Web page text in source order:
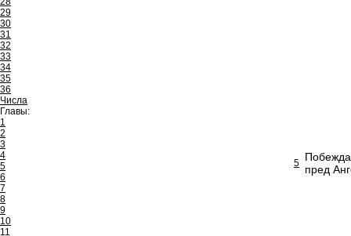
29
30
31
32
33
34
35
36
Числа
Главы:
1
2
3
4
5
6
7
8
9
10
11
5 пред